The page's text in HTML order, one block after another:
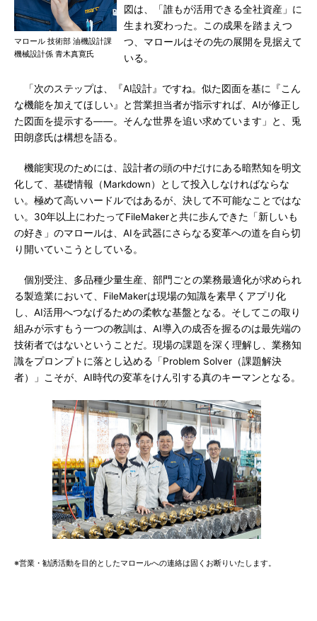
マロール 技術部 油機設計課
機械設計係 青木真寛氏
図は、「誰もが活用できる全社資産」に
生まれ変わった。この成果を踏まえつ
つ、マロールはその先の展開を見据えて
いる。
「次のステップは、『AI設計』ですね。似た図面を基に『こん
な機能を加えてほしい』と営業担当者が指示すれば、AIが修正し
た図面を提示する――。そんな世界を追い求めています」と、兎
田朗彦氏は構想を語る。
機能実現のためには、設計者の頭の中だけにある暗黙知を明文
化して、基礎情報（Markdown）として投入しなければならな
い。極めて高いハードルではあるが、決して不可能なことではな
い。30年以上にわたってFileMakerと共に歩んできた「新しいも
の好き」のマロールは、AIを武器にさらなる変革への道を自ら切
り開いていこうとしている。
個別受注、多品種少量生産、部門ごとの業務最適化が求められ
る製造業において、FileMakerは現場の知識を素早くアプリ化
し、AI活用へつなげるための柔軟な基盤となる。そしてこの取り
組みが示すもう一つの教訓は、AI導入の成否を握るのは最先端の
技術者ではないということだ。現場の課題を深く理解し、業務知
識をプロンプトに落とし込める「Problem Solver（課題解決
者）」こそが、AI時代の変革をけん引する真のキーマンとなる。
※営業・勧誘活動を目的としたマロールへの連絡は固くお断りいたします。